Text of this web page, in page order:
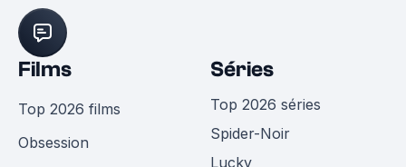
Films
Top 2026 films
Obsession
Séries
Top 2026 séries
Spider-Noir
Lucky